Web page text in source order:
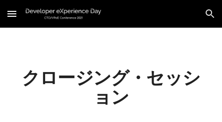
Skip to main content Skip to navigation
クロージング・セッシ
ョン